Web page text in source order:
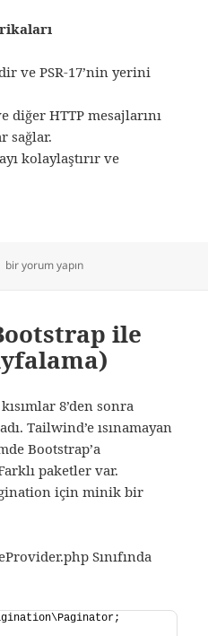
ve PSR-17’nin yerini
diğer HTTP mesajlarını
sağlar.
kolaylaştırır ve
Php PSR Nedir? PHP Standards
bir yorum yapın
ile
8’den sonra
Tailwind’e ısınamayan
Bootstrap’a
paketler var.
için minik bir
Sınıfında